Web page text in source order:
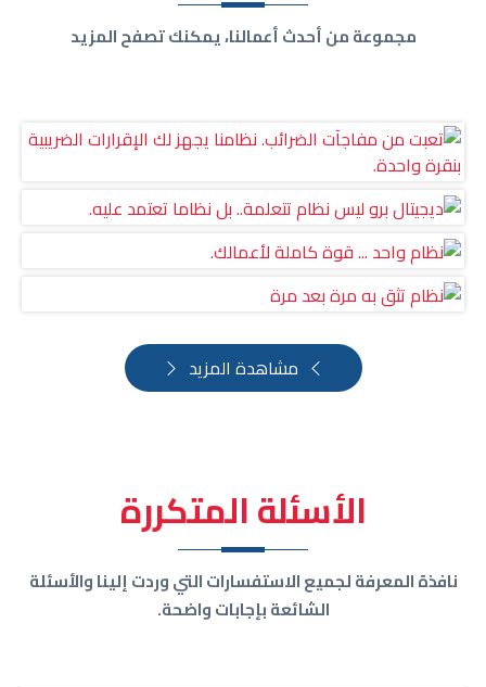
مجموعة من أحدث أعمالنا، يمكنك تصفح المزيد
عليه.
نظام واحد ... قوة كاملة لأعمالك.
نظام تثق به مرة بعد مرة
مشاهدة المزيد
الأسئلة المتكررة
نافذة المعرفة لجميع الاستفسارات التي وردت إلينا والأسئلة
الشائعة بإجابات واضحة.